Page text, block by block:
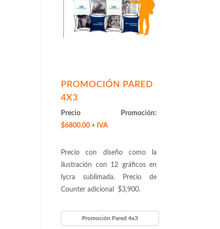
PROMOCIÓN PARED
4X3
Precio Promoción:
$6800.00 + IVA
Precio con diseño como la
ilustración con 12 gráficos en
lycra sublimada. Precio de
Counter adicional $3,900.
Promoción Pared 4x3